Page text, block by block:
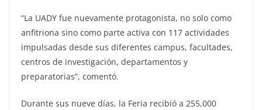
“La UADY fue nuevamente protagonista, no solo como
anfitriona sino como parte activa con 117 actividades
impulsadas desde sus diferentes campus, facultades,
centros de investigación, departamentos y
preparatorias”, comentó.
Durante sus nueve días, la Feria recibió a 255,000